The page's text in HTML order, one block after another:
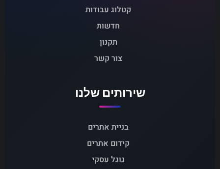
קטלוג עבודות
חדשות
תקנון
צור קשר
שירותים שלנו
בניית אתרים
קידום אתרים
גוגל עסקי